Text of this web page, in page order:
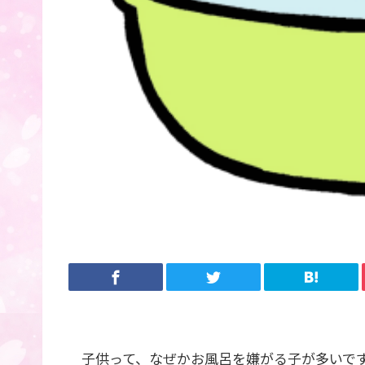
子供って、なぜかお風呂を嫌がる子が多いで